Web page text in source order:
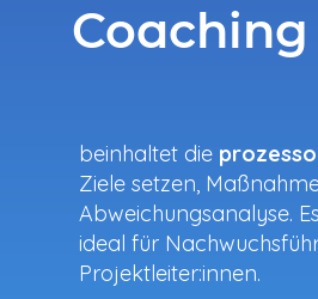
beinhaltet die
Ziele setzen,
Abweichungsanalyse.
ideal für
Projektleiter:innen.